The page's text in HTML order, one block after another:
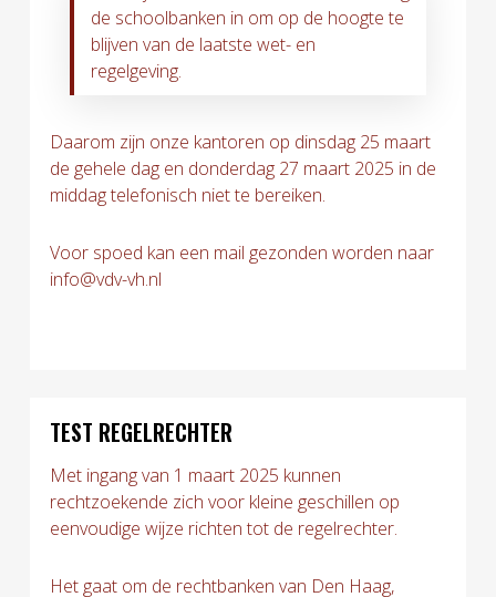
de schoolbanken in om op de hoogte te
blijven van de laatste wet- en
regelgeving.
Daarom zijn onze kantoren op dinsdag 25 maart
de gehele dag en donderdag 27 maart 2025 in de
middag telefonisch niet te bereiken.
Voor spoed kan een mail gezonden worden naar
info@vdv-vh.nl
TEST REGELRECHTER
Met ingang van 1 maart 2025 kunnen
rechtzoekende zich voor kleine geschillen op
eenvoudige wijze richten tot de regelrechter.
Het gaat om de rechtbanken van Den Haag,